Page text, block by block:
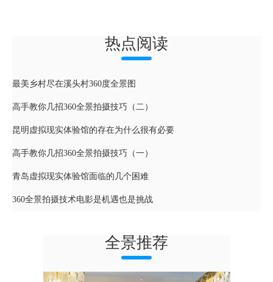
热点阅读
最美乡村尽在溪头村360度全景图
高手教你几招360全景拍摄技巧（二）
昆明虚拟现实体验馆的存在为什么很有必要
高手教你几招360全景拍摄技巧（一）
青岛虚拟现实体验馆面临的几个困难
360全景拍摄技术电影是机遇也是挑战
全景推荐